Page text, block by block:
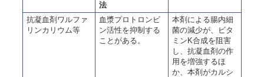
法
抗凝血剤ワルファ
リンカリウム等
血漿プロトロンビ
ン活性を抑制する
ことがある。
本剤による腸内細
菌の減少が、ビタ
ミンK合成を阻害
し、抗凝血剤の作
用を増強するほ
か、本剤がカルシ